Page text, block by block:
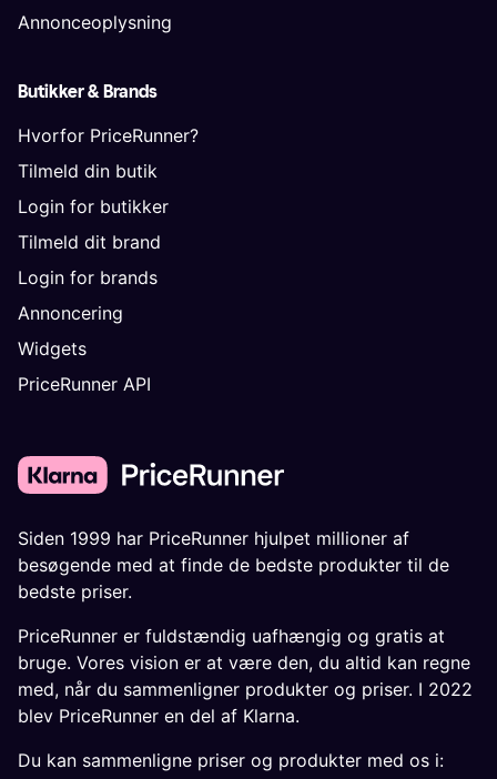
Annonceoplysning
Butikker & Brands
Hvorfor PriceRunner?
Tilmeld din butik
Login for butikker
Tilmeld dit brand
Login for brands
Annoncering
Widgets
PriceRunner API
Siden 1999 har PriceRunner hjulpet millioner af
besøgende med at finde de bedste produkter til de
bedste priser.
PriceRunner er fuldstændig uafhængig og gratis at
bruge. Vores vision er at være den, du altid kan regne
med, når du sammenligner produkter og priser. I 2022
blev PriceRunner en del af Klarna.
Du kan sammenligne priser og produkter med os i: